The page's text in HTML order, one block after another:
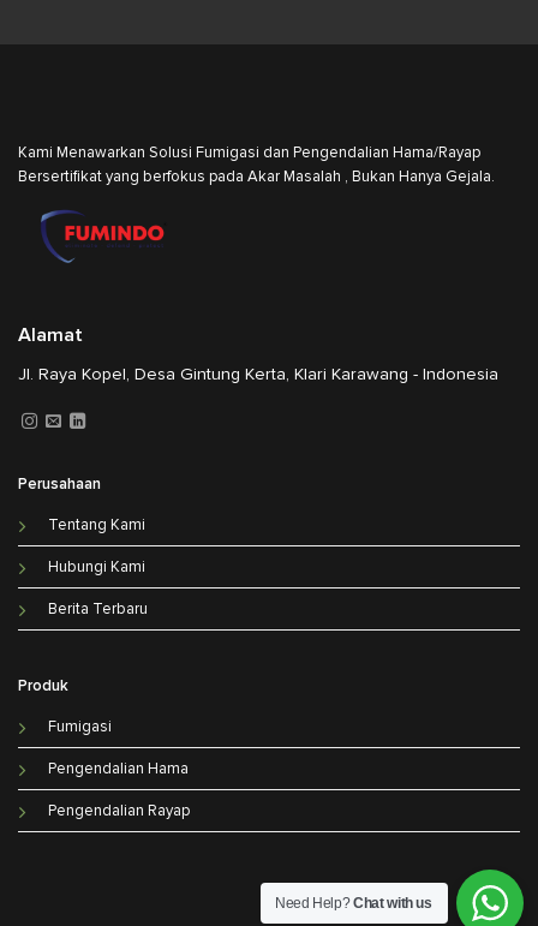
Kami Menawarkan Solusi Fumigasi dan Pengendalian Hama/Rayap
Bersertifikat yang berfokus pada Akar Masalah , Bukan Hanya Gejala.
Perusahaan
Tentang Kami
Hubungi Kami
Berita Terbaru
Produk
Fumigasi
Pengendalian Hama
Pengendalian Rayap
Alamat
Jl. Raya Kopel, Desa Gintung Kerta, Klari Karawang - Indonesia
Need Help?Chat with us